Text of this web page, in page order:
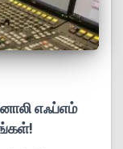
எஃப்எம்